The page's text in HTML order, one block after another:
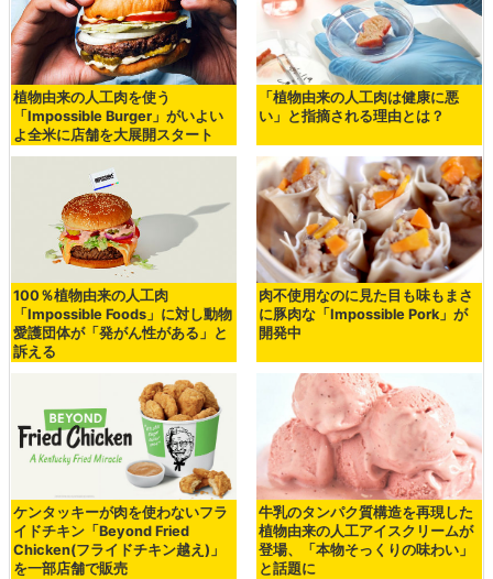
植物由来の人工肉を使う
「Impossible Burger」がいよい
よ全米に店舗を大展開スタート
「植物由来の人工肉は健康に悪
い」と指摘される理由とは？
100％植物由来の人工肉
「Impossible Foods」に対し動物
愛護団体が「発がん性がある」と
訴える
肉不使用なのに見た目も味もまさ
に豚肉な「Impossible Pork」が
開発中
ケンタッキーが肉を使わないフラ
イドチキン「Beyond Fried
Chicken(フライドチキン越え)」
を一部店舗で販売
牛乳のタンパク質構造を再現した
植物由来の人工アイスクリームが
登場、「本物そっくりの味わい」
と話題に